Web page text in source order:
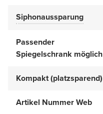
Siphonaussparung
Passender
Spiegelschrank möglich
Kompakt (platzsparend)
Artikel Nummer Web